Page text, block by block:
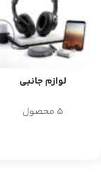
لوازم جانبی
5 محصول